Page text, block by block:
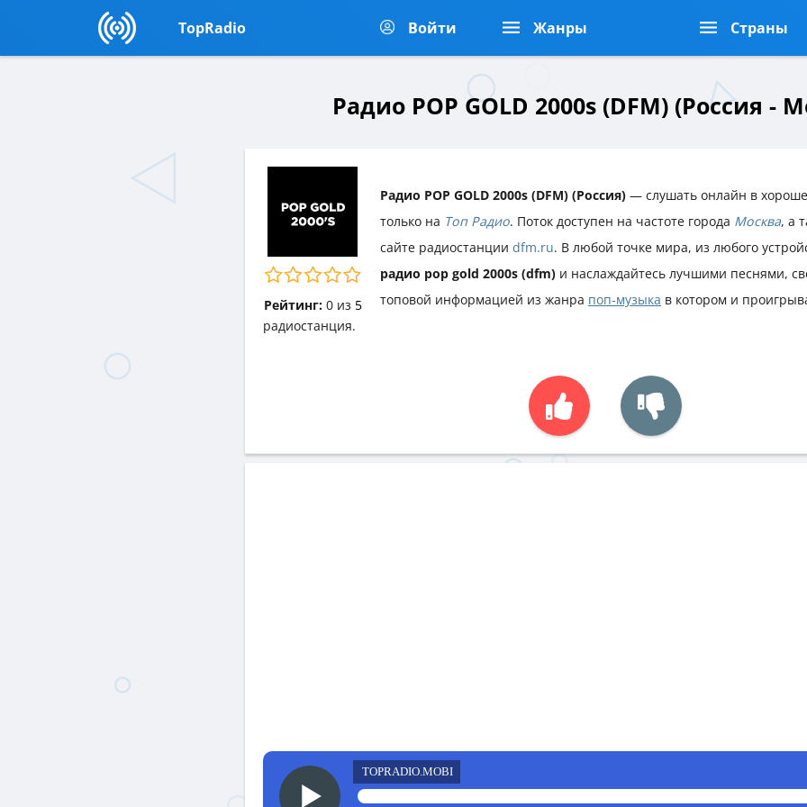
TopRadio Войти Жанры Страны
Радио POP GOLD 2000s (DFM) (Россия -
Рейтинг: 0из 5
Радио POP GOLD 2000s (DFM) (Россия) — слушать онлайн в
только на Топ Радио. Поток доступен на частоте города Москва, а
сайте радиостанции dfm.ru. В любой точке мира, из любого
радио pop gold 2000s (dfm) и наслаждайтесь лучшими песнями,
топовой информацией из жанра поп-музыка в котором и
радиостанция.
TOPRADIO.MOBI